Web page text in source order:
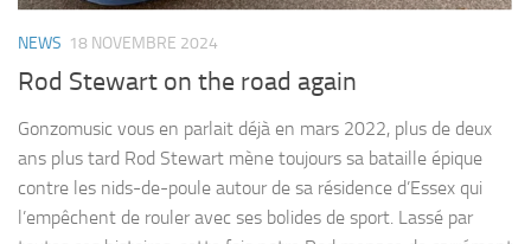
NEWS 18 NOVEMBRE 2024
Rod Stewart on the road again
Gonzomusic vous en parlait déjà en mars 2022, plus de deux
ans plus tard Rod Stewart mène toujours sa bataille épique
contre les nids-de-poule autour de sa résidence d’Essex qui
l’empêchent de rouler avec ses bolides de sport. Lassé par